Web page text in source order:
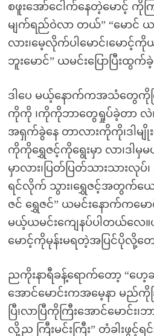
စဖူးအော်ငေါက်နေတဲ့မောင့် ကို
မျက်ရည်ဝဲလာ တယ်” “မောင်
လား၊မေ့လိုက်ပါမောင်၊မောင့်ကို
ဘူးမောင်” ယမင်းပြောပြီးထွ
ဒါပေ မယ့်နောက်ကအသံတွေကိုကြ
ကိုကို ၊ကိုကိုဘာတွေရှုပ်ခဲ့တာ လဲ၊
အရှက်ခွဲနေ တာလားကိုကို၊ဒါမျို
ကိုကိုရွှေဇင့်ကိုရွေးမှာ လာ၊ဒါ
မှာလား၊ပြတ်ပြတ်သားသားလု
ရင်လိုက် သွား၊ရွှေဇင့်အတွက်ယော
ဇင် ရွှေဇင်” ယမင်းနောက်ကမေ
မယ့်ယမင်းကျေနပ်ပါတယ်လေ။
မောင့်ကိုမုန်းမရတဲ့အပြင်ပိုလို့တ
ညကိုးနာရီခန့်ရောက်တော့ “ဟေ့
အောင်မောင်းကအမေ့နာ မည်
ပြီ၊လာပြီကိုကြီးအောင်မောင်း၊
လို့ည ကြီးမင်းကြီး” တံခါးဖွင့်